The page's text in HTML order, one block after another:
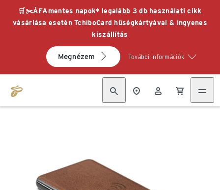
🛒✂️ÁFAmentes napok* legalább 3 db használati cikk
vásárlása esetén TchiboCard hűségkártyával & ingyenes
kiszállítás
Megnézem További információk